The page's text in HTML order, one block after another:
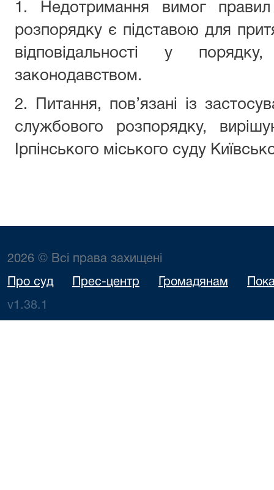
1. Недотримання вимог правил
розпорядку є підставою для
відповідальності у
законодавством.
2. Питання, пов’язані із
службового розпорядку,
Ірпінського міського суду
2026 © Всі права захищені
Про суд Прес-центр Громадянам
v1.38.1